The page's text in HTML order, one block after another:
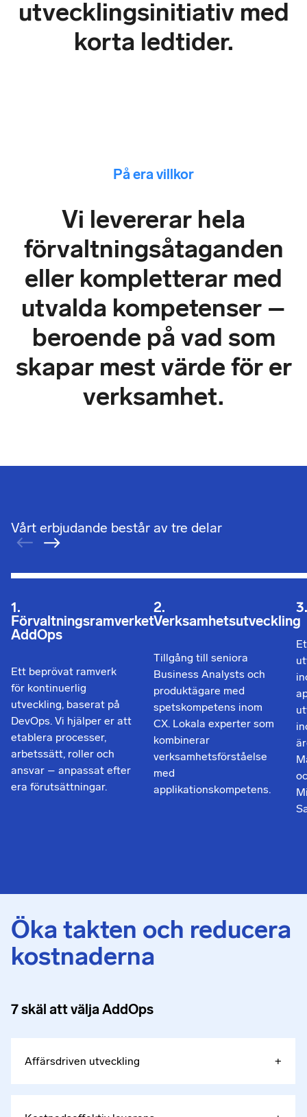
utvecklingsinitiativ med
korta ledtider.
På era villkor
Vi levererar hela
förvaltningsåtaganden
eller kompletterar med
utvalda kompetenser –
beroende på vad som
skapar mest värde för er
verksamhet.
Vårt erbjudande består av tre delar
1.
Förvaltningsramverket
AddOps
Ett beprövat ramverk
för kontinuerlig
utveckling, baserat på
DevOps. Vi hjälper er att
etablera processer,
arbetssätt, roller och
ansvar – anpassat efter
era förutsättningar.
2.
Verksamhetsutveckling
Tillgång till seniora
Business Analysts och
produktägare med
spetskompetens inom
CX. Lokala experter som
kombinerar
verksamhetsförståelse
med
applikationskompetens.
Öka takten och reducera
kostnaderna
7 skäl att välja AddOps
Affärsdriven utveckling +